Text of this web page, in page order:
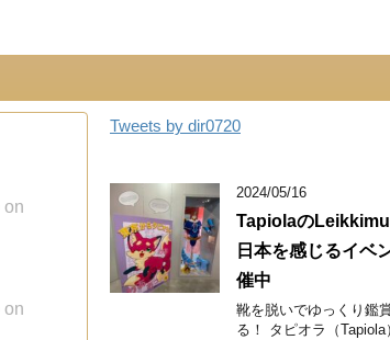
on
on
Tweets by dir0720
2024/05/16
Tapiolaの
日本を感じるイベ
催中
靴を脱いでゆっくり鑑
る！ タピオラ（Tapiola